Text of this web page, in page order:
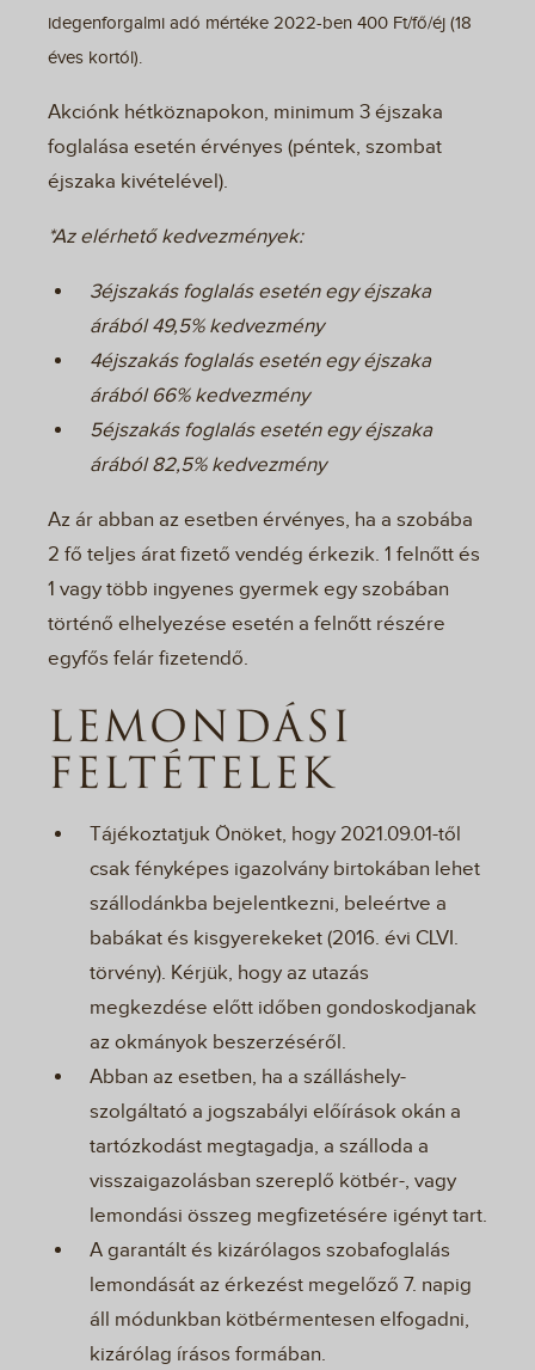
idegenforgalmi adó mértéke 2022-ben 400 Ft/fő/éj (18
éves kortól).
Akciónk hétköznapokon, minimum 3 éjszaka
foglalása esetén érvényes (péntek, szombat
éjszaka kivételével).
*Az elérhető kedvezmények:
3éjszakás foglalás esetén egy éjszaka
árából 49,5% kedvezmény
4éjszakás foglalás esetén egy éjszaka
árából 66% kedvezmény
5éjszakás foglalás esetén egy éjszaka
árából 82,5% kedvezmény
Az ár abban az esetben érvényes, ha a szobába
2 fő teljes árat fizető vendég érkezik. 1 felnőtt és
1 vagy több ingyenes gyermek egy szobában
történő elhelyezése esetén a felnőtt részére
egyfős felár fizetendő.
LEMONDÁSI
FELTÉTELEK
Tájékoztatjuk Önöket, hogy 2021.09.01-től
csak fényképes igazolvány birtokában lehet
szállodánkba bejelentkezni, beleértve a
babákat és kisgyerekeket (2016. évi CLVI.
törvény). Kérjük, hogy az utazás
megkezdése előtt időben gondoskodjanak
az okmányok beszerzéséről.
Abban az esetben, ha a szálláshely-
szolgáltató a jogszabályi előírások okán a
tartózkodást megtagadja, a szálloda a
visszaigazolásban szereplő kötbér-, vagy
lemondási összeg megfizetésére igényt tart.
A garantált és kizárólagos szobafoglalás
lemondását az érkezést megelőző 7. napig
áll módunkban kötbérmentesen elfogadni,
kizárólag írásos formában.